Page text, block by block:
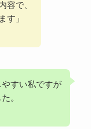
容で、
す」
すい私ですが
。